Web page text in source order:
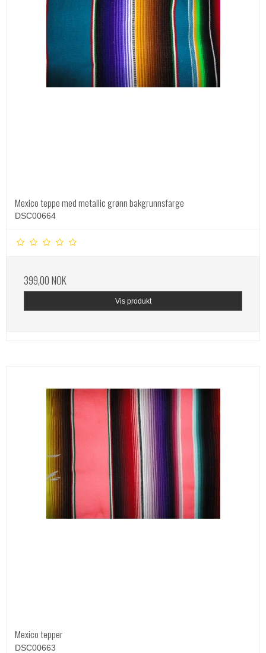
Mexico teppe med metallic grønn bakgrunnsfarge
DSC00664
399,00 NOK
Vis produkt
Mexico tepper
DSC00663